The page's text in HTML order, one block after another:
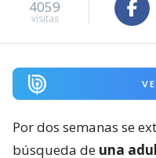
4059
visitas
Por dos semanas se
búsqueda de una